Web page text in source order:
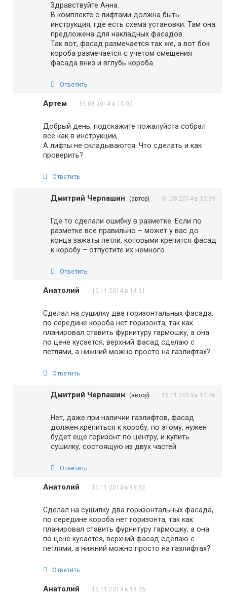
Здравствуйте Анна.
В комплекте с лифтами должна быть
инструкция, где есть схема установки. Там она
предложена для накладных фасадов.
Так вот, фасад размечается так же, а вот бок
короба размечается с учетом смещения
фасада вниз и вглубь короба.
Ответить
Артем 31.08.2014 в 15:05
Добрый день, подскажите пожалуйста собрал
всё как в инструкции,
А лифты не складываются. Что сделать и как
проверить?
Ответить
Дмитрий Черпашин (автор) 31.08.2014 в 15:39
Где то сделали ошибку в разметке. Если по
разметке все правильно – может у вас до
конца зажаты петли, которыми крепится фасад
к коробу – отпустите их немного.
Ответить
Анатолий 15.11.2014 в 18:31
Сделал на сушилку два горизонтальных фасада,
по середине короба нет горизонта, так как
планировал ставить фурнитуру гармошку, а она
по цене кусается, верхний фасад сделаю с
петлями, а нижний можно просто на газлифтах?
Ответить
Дмитрий Черпашин (автор) 16.11.2014 в 14:46
Нет, даже при наличии газлифтов, фасад
должен крепиться к коробу, по этому, нужен
будет еще горизонт по центру, и купить
сушилку, состоящую из двух частей.
Ответить
Анатолий 15.11.2014 в 18:32
Сделал на сушилку два горизонтальных фасада,
по середине короба нет горизонта, так как
планировал ставить фурнитуру гармошку, а она
по цене кусается, верхний фасад сделаю с
петлями, а нижний можно просто на газлифтах?
Ответить
Анатолий 15.11.2014 в 18:35